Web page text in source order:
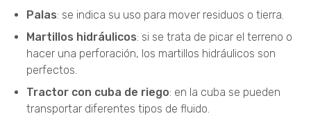
Palas: se indica su uso para mover residuos o tierra.
Martillos hidráulicos: si se trata de picar el terreno o
hacer una perforación, los martillos hidráulicos son
perfectos.
Tractor con cuba de riego: en la cuba se pueden
transportar diferentes tipos de fluido.